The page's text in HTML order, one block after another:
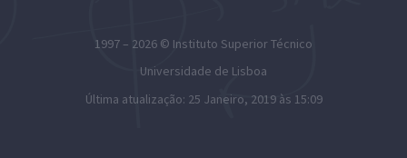
1997 – 2026 © Instituto Superior Técnico
Universidade de Lisboa
Última atualização: 25 Janeiro, 2019 às 15:09